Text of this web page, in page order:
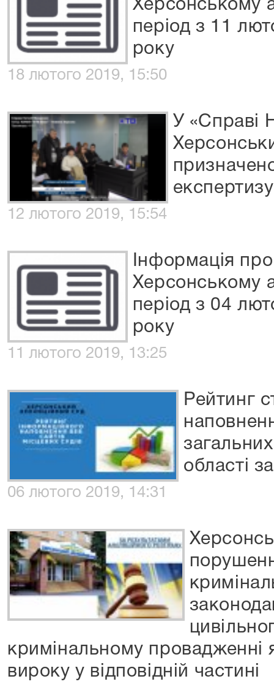
Херсонському
період з 11
року
18 лютого 2019, 15:50
У «Справі
експертизу
12 лютого 2019, 15:54
Інформація
Херсонському
період з 04
року
11 лютого 2019, 13:25
Рейтинг
області
06 лютого 2019, 14:31
кримінальному провадженні
вироку у відповідній частині